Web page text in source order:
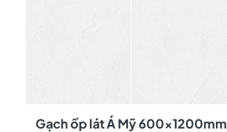
Gạch ốp lát Á Mỹ 600x1200mm